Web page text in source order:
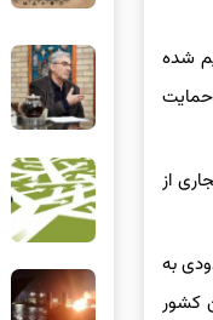
شده
از
به
کشور